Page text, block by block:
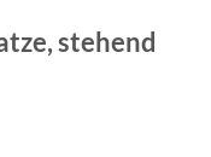
stehend